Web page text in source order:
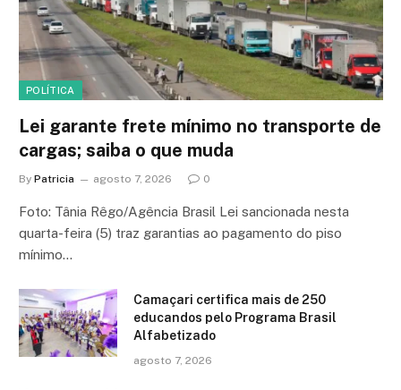
POLÍTICA
Lei garante frete mínimo no transporte de
cargas; saiba o que muda
By Patricia agosto 7, 2026 0
Foto: Tânia Rêgo/Agência Brasil Lei sancionada nesta
quarta-feira (5) traz garantias ao pagamento do piso
mínimo…
Camaçari certifica mais de 250
educandos pelo Programa Brasil
Alfabetizado
agosto 7, 2026